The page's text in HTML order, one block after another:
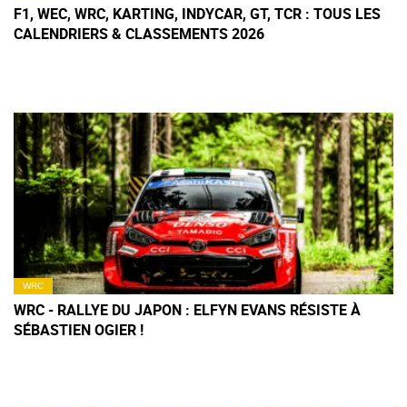
F1, WEC, WRC, KARTING, INDYCAR, GT, TCR : TOUS LES
CALENDRIERS & CLASSEMENTS 2026
WRC
WRC - RALLYE DU JAPON : ELFYN EVANS RÉSISTE À
SÉBASTIEN OGIER !